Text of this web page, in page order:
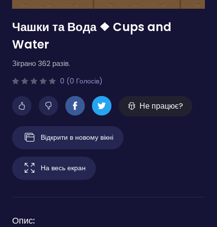
Чашки та Вода ❖ Cups and
Water
Зіграно 362 разів.
0 (0 Голосів)
Не працює?
Відкрити в новому вікні
На весь екран
Опис: